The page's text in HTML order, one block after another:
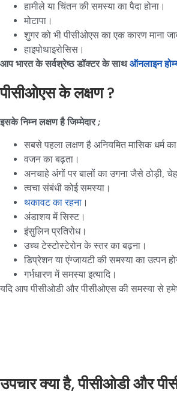
हामीले या चिंतन की समस्या का पैदा होना।
मोटापा।
शुगर को भी पीसीओएस का एक कारण माना
हाइपोथाइरोसिस।
आप भारत के सर्वश्रेष्ठ डॉक्टर के साथऑनलाइन
पीसीओएस के लक्षण ?
इसके निम्न लक्षण है जिम्मेदार;
सबसे पहला लक्षण है अनियमित मासिक धर्म
वजन का बढ़ता।
अनचाहे अंगों पर बालों का उगना जैसे ठोड़ी,
त्वचा संबंधी कोई समस्या।
थकावट का रहना ।
अंडाशय में सिस्ट।
इंसुलिन प्रतिरोध।
उच्च टेस्टोस्टेरोन के स्तर का बढ़ना।
डिप्रेशन या एंग्जायटी की समस्या का उत्पन
गर्भधारण में समस्या इत्यादि।
यदि आप पीसीओडी और पीसीओएस की समस्या से
उपचार क्या है, पीसीओडी और